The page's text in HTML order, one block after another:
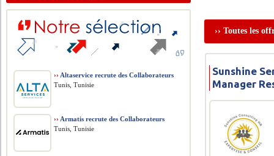
›› Toutes les
Sunshine
Manager
›› Altaservice recrute des Collaborateurs
Tunis, Tunisie
›› Armatis recrute des Collaborateurs
Tunis, Tunisie